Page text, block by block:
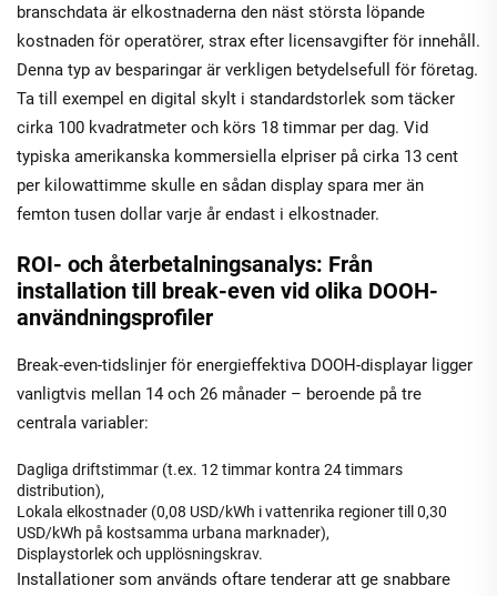
branschdata är elkostnaderna den näst största löpande
kostnaden för operatörer, strax efter licensavgifter för innehåll.
Denna typ av besparingar är verkligen betydelsefull för företag.
Ta till exempel en digital skylt i standardstorlek som täcker
cirka 100 kvadratmeter och körs 18 timmar per dag. Vid
typiska amerikanska kommersiella elpriser på cirka 13 cent
per kilowattimme skulle en sådan display spara mer än
femton tusen dollar varje år endast i elkostnader.
ROI- och återbetalningsanalys: Från
installation till break-even vid olika DOOH-
användningsprofiler
Break-even-tidslinjer för energieffektiva DOOH-displayar ligger
vanligtvis mellan 14 och 26 månader – beroende på tre
centrala variabler:
Dagliga driftstimmar (t.ex. 12 timmar kontra 24 timmars
distribution),
Lokala elkostnader (0,08 USD/kWh i vattenrika regioner till 0,30
USD/kWh på kostsamma urbana marknader),
Displaystorlek och upplösningskrav.
Installationer som används oftare tenderar att ge snabbare